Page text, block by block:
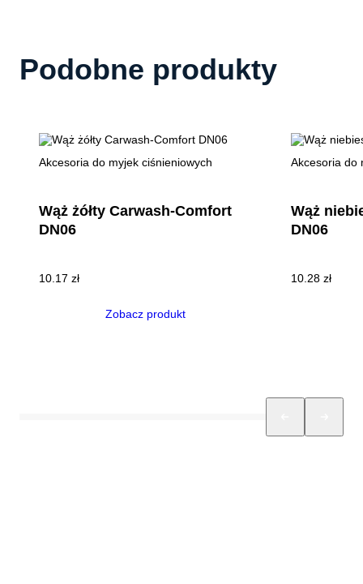
Podobne produkty
Akcesoria do myjek ciśnieniowych
Wąż żółty Carwash-Comfort
DN06
10.17 zł
Zobacz produkt
Akcesoria do
Wąż
DN06
10.28 zł